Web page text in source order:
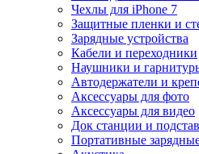
Чехлы для iPhone 7
Защитные пленки и
Зарядные устройства
Кабели и переходники
Наушники и
Автодержатели и
Аксессуары для фото
Аксессуары для видео
Док станции и
Портативные